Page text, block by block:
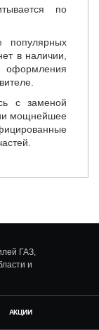
по
популярных
в наличии,
с заменой
мощнейшее
ГАЗ,
и
АКЦИИ